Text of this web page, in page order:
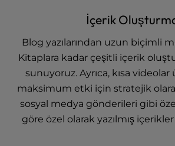
İçerik
Blog yazılarından uzun biçimli
Kitaplara kadar çeşitli içerik
sunuyoruz. Ayrıca, kısa
maksimum etki için stratejik
sosyal medya gönderileri gibi
göre özel olarak yazılmış